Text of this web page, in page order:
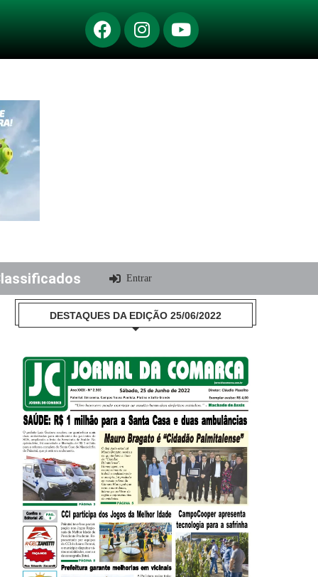
Entrar
DESTAQUES DA EDIÇÃO 25/06/2022